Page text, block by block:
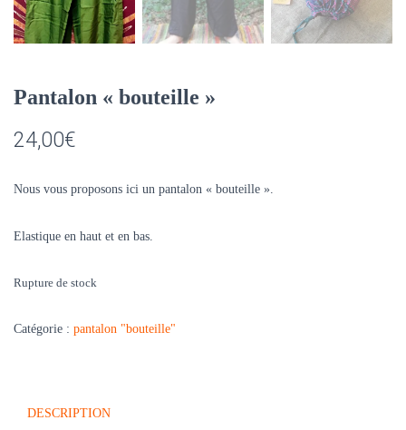
Pantalon « bouteille »
24,00€
Nous vous proposons ici un pantalon « bouteille ».
Elastique en haut et en bas.
Rupture de stock
Catégorie : pantalon "bouteille"
DESCRIPTION